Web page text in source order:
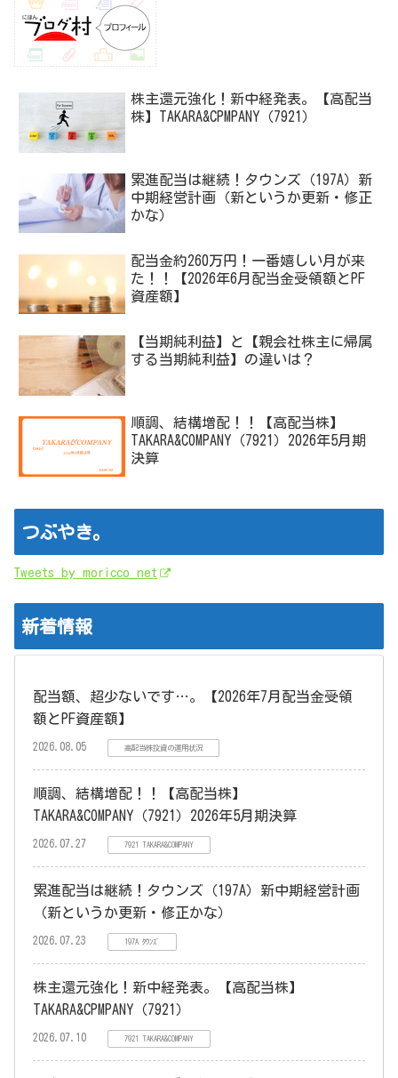
株主還元強化！新中経発表。【高配当
株】TAKARA&CPMPANY（7921）
累進配当は継続！タウンズ（197A）新
中期経営計画（新というか更新・修正
かな）
配当金約260万円！一番嬉しい月が来
た！！【2026年6月配当金受領額とPF
資産額】
【当期純利益】と【親会社株主に帰属
する当期純利益】の違いは？
順調、結構増配！！【高配当株】
TAKARA&COMPANY（7921）2026年5月期
決算
つぶやき。
Tweets by moricco_net
新着情報
配当額、超少ないです…。【2026年7月配当金受領
額とPF資産額】
2026.08.05 高配当株投資の運用状況
順調、結構増配！！【高配当株】
TAKARA&COMPANY（7921）2026年5月期決算
2026.07.27 7921 TAKARA&COMPANY
累進配当は継続！タウンズ（197A）新中期経営計画
（新というか更新・修正かな）
2026.07.23 197A ﾀｳﾝｽﾞ
株主還元強化！新中経発表。【高配当株】
TAKARA&CPMPANY（7921）
2026.07.10 7921 TAKARA&COMPANY